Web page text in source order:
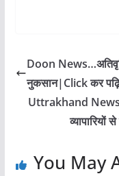
Doon
नुकसान|Click कर
Uttrakhand
You May